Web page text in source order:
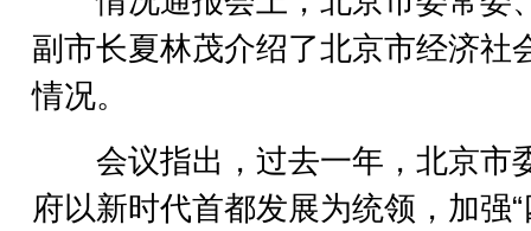
副市长夏林茂介绍了北京市经济社
情况。
会议指出，过去一年，北京市
府以新时代首都发展为统领，加强